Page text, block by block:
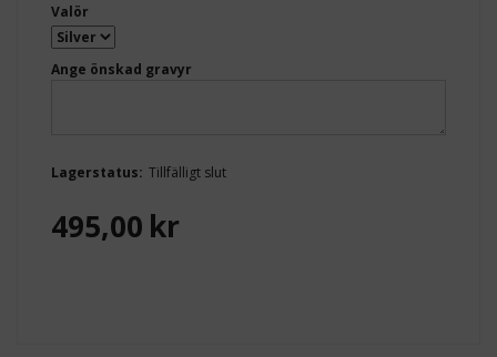
Valör
Ange önskad gravyr
Lagerstatus: Tillfälligt slut
495,00 kr